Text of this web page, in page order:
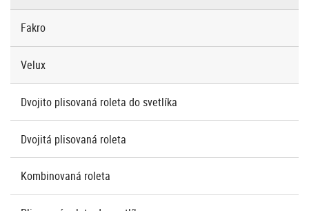
Fakro
Velux
Dvojito plisovaná roleta do svetlíka
Dvojitá plisovaná roleta
Kombinovaná roleta